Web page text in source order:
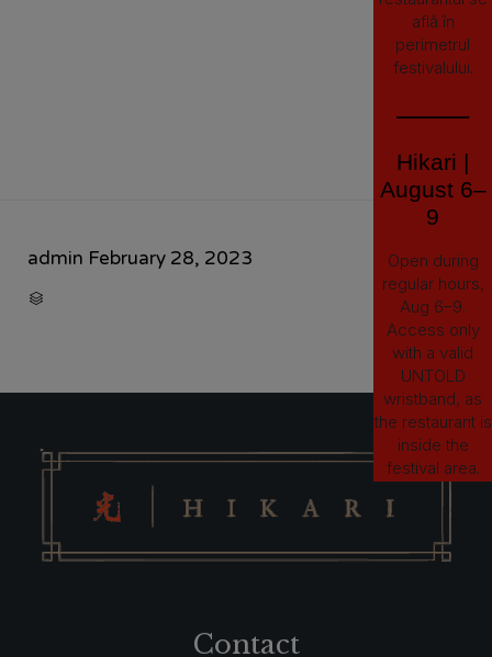
admin February 28, 2023

Contact
află în
perimetrul
festivalului.
⸻
Hikari |
August 6–
9
Open during
regular hours,
Aug 6–9.
Access only
with a valid
UNTOLD
wristband, as
the restaurant is
inside the
festival area.